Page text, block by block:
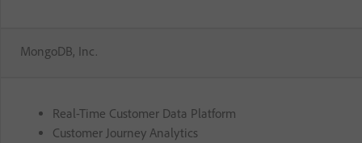
MongoDB, Inc.
Real-Time Customer Data Platform
Customer Journey Analytics